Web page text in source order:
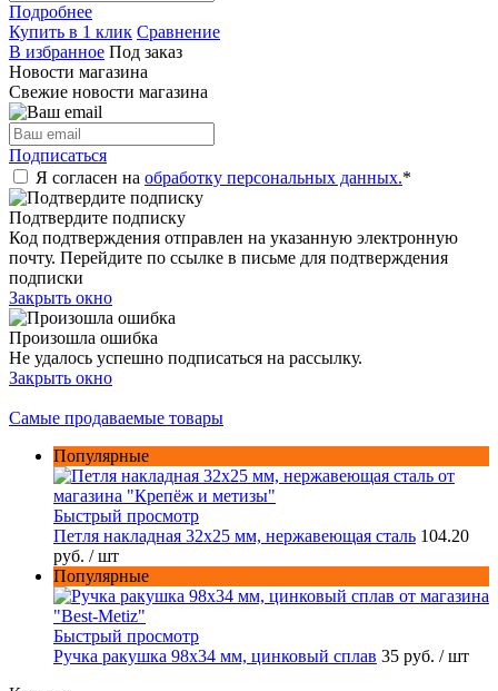
Подробнее
Купить в 1 клик Сравнение
В избранное Под заказ
Новости магазина
Свежие новости магазина
Подписаться
Я согласен на обработку персональных данных.*
Подтвердите подписку
Код подтверждения отправлен на указанную электронную
почту. Перейдите по ссылке в письме для подтверждения
подписки
Закрыть окно
Произошла ошибка
Не удалось успешно подписаться на рассылку.
Закрыть окно
Самые продаваемые товары
Популярные
Быстрый просмотр
Петля накладная 32х25 мм, нержавеющая сталь 104.20
руб. / шт
Популярные
Быстрый просмотр
Ручка ракушка 98x34 мм, цинковый сплав 35 руб. / шт